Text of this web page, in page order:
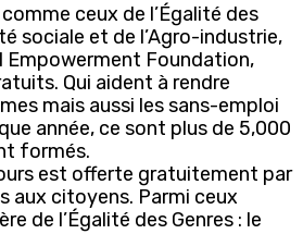
ceux de l’Égalité des
sociale et de l’Agro-industrie,
Empowerment Foundation,
Qui aident à rendre
mais aussi les sans-emploi
année, ce sont plus de 5,000
formés.
est offerte gratuitement par
aux citoyens. Parmi ceux
de l’Égalité des Genres : le